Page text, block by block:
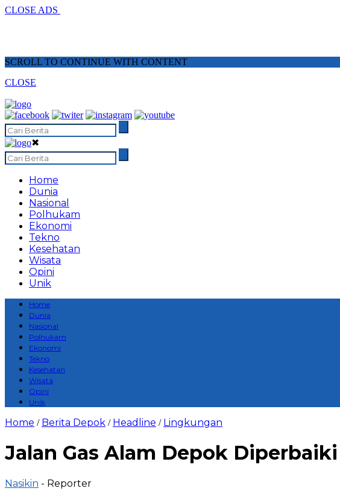
CLOSE ADS
SCROLL TO CONTINUE WITH CONTENT
CLOSE
✖
Home
Dunia
Nasional
Polhukam
Ekonomi
Tekno
Kesehatan
Wisata
Opini
Unik
Home
Dunia
Nasional
Polhukam
Ekonomi
Tekno
Kesehatan
Wisata
Opini
Unik
Home / Berita Depok / Headline / Lingkungan
Jalan Gas Alam Depok Diperbaiki
Nasikin - Reporter